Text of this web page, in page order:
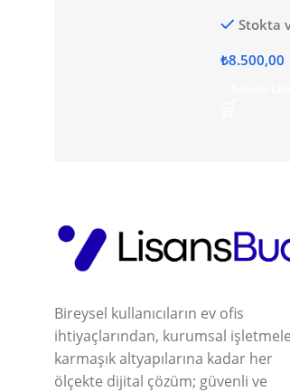
Stokta
₺8.500,00
Bireysel kullanıcıların ev ofis
ihtiyaçlarından, kurumsal
karmaşık altyapılarına kadar her
ölçekte dijital çözüm; güvenli ve